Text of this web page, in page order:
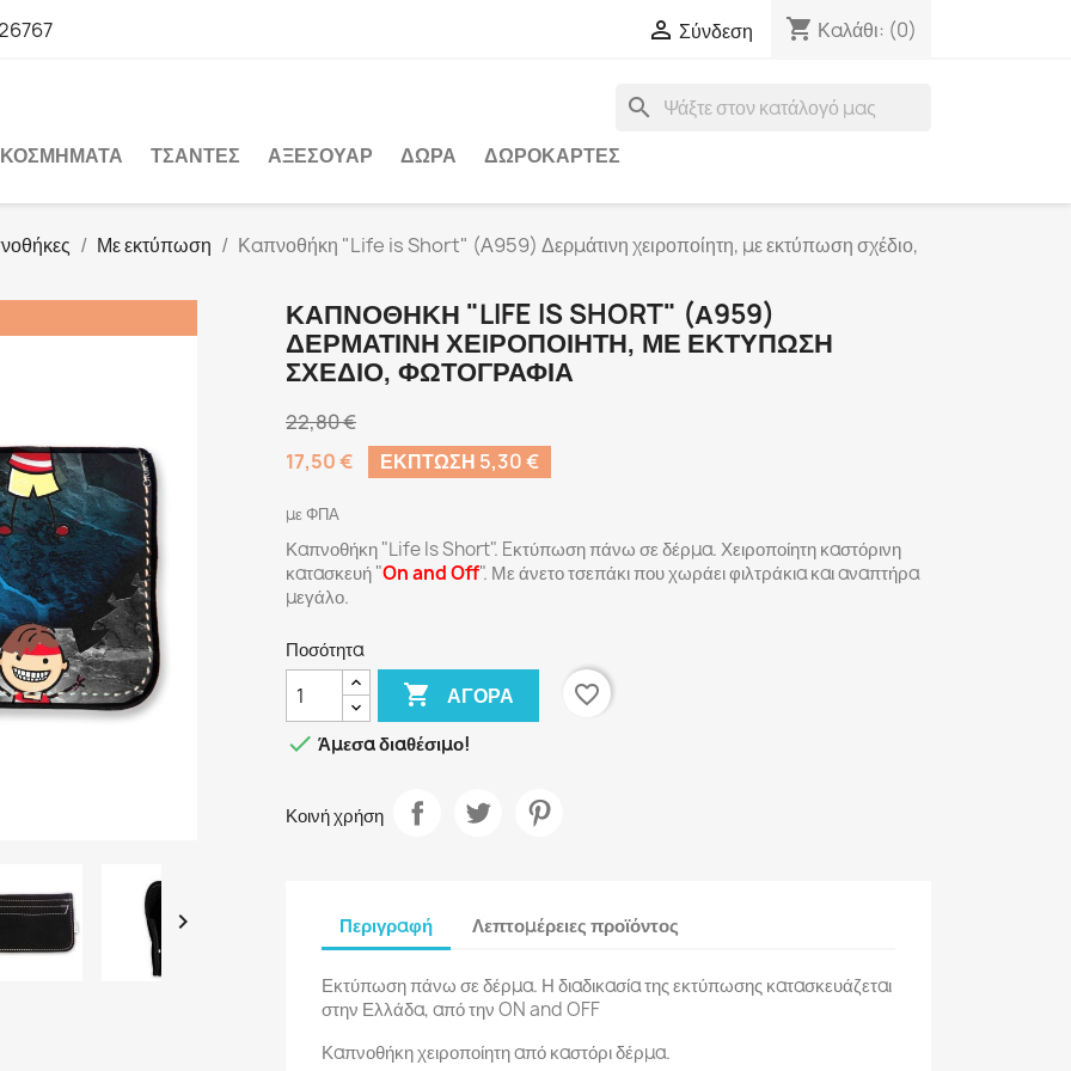
 Σύνδεση shopping_cart Καλάθι: (0)
search
ΚΟΣΜΉΜΑΤΑ ΤΣΆΝΤΕΣ ΑΞΕΣΟΥΆΡ ΔΏΡΑ ΔΩΡΟΚΆΡΤΕΣ
Με εκτύπωση Καπνοθήκη "Life is Short" (Α959) Δερμάτινη χειροποίητη, με εκτύπωση σχέδιο,

ΚΑΠΝΟΘΉΚΗ "LIFE IS SHORT" (Α959)
ΔΕΡΜΆΤΙΝΗ ΧΕΙΡΟΠΟΊΗΤΗ, ΜΕ ΕΚΤΎΠΩΣΗ
ΣΧΈΔΙΟ, ΦΩΤΟΓΡΑΦΊΑ
22,80 €
17,50 €
ΈΚΠΤΩΣΗ 5,30 €
με ΦΠΑ
Καπνοθήκη "Life Is Short". Eκτύπωση πάνω σε δέρμα. Χειροποίητη καστόρινη
κατασκευή "On and Off". Με άνετο τσεπάκι που χωράει φιλτράκια και αναπτήρα
μεγάλο.
Ποσότητα
 ΑΓΟΡΆ
favorite_border
 Άμεσα διαθέσιμο!
Κοινή χρήση
Περιγραφή Λεπτομέρειες προϊόντος
Εκτύπωση πάνω σε δέρμα. Η διαδικασία της εκτύπωσης κατασκευάζεται
στην Ελλάδα, από την ON and OFF
Καπνοθήκη χειροποίητη από καστόρι δέρμα.